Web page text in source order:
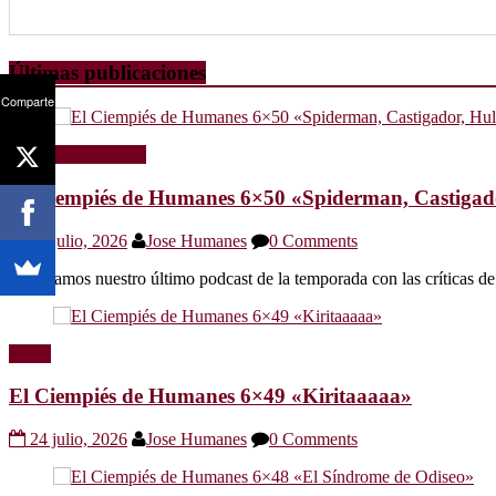
Últimas publicaciones
Radio
El Ciempiés de Humanes 6×50 «Spiderman,
30 julio, 2026 Jose Humanes
0 Comments
Os dejamos nuestro último podcast de la temporada con las
El Ciempiés de Humanes 6×49 «Kiritaaaaa»
24 julio, 2026 Jose Humanes 0 Comments
Comparte